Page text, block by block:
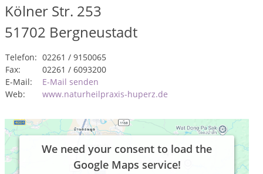
Kölner Str. 253
51702 Bergneustadt
Telefon: 02261 / 9150065
Fax:
02261 / 6093200
E-Mail:
E-Mail senden
Web:
www.naturheilpraxis-huperz.de
We need your consent to load the
Google Maps service!